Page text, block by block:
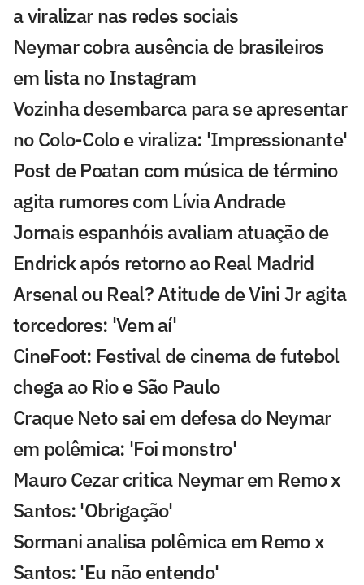
a viralizar nas redes sociais
Neymar cobra ausência de brasileiros
em lista no Instagram
Vozinha desembarca para se apresentar
no Colo-Colo e viraliza: 'Impressionante'
Post de Poatan com música de término
agita rumores com Lívia Andrade
Jornais espanhóis avaliam atuação de
Endrick após retorno ao Real Madrid
Arsenal ou Real? Atitude de Vini Jr agita
torcedores: 'Vem aí'
CineFoot: Festival de cinema de futebol
chega ao Rio e São Paulo
Craque Neto sai em defesa do Neymar
em polêmica: 'Foi monstro'
Mauro Cezar critica Neymar em Remo x
Santos: 'Obrigação'
Sormani analisa polêmica em Remo x
Santos: 'Eu não entendo'